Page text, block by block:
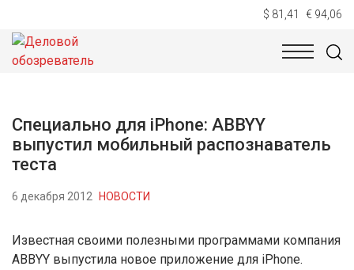
$ 81,41 € 94,06
НОВОСТИ
Специально для iPhone: ABBYY
выпустил мобильный распознаватель
теста
6 декабря 2012 НОВОСТИ
Известная своими полезными программами компания
ABBYY выпустила новое приложение для iPhone.